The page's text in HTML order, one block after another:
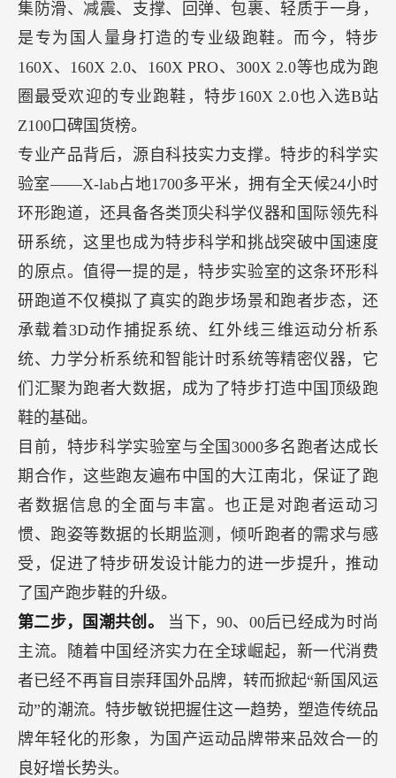
集防滑、减震、支撑、回弹、包裹、轻质于一身，
是专为国人量身打造的专业级跑鞋。而今，特步
160X、160X 2.0、160X PRO、300X 2.0等也成为跑
圈最受欢迎的专业跑鞋，特步160X 2.0也入选B站
Z100口碑国货榜。
专业产品背后，源自科技实力支撑。特步的科学实
验室——X-lab占地1700多平米，拥有全天候24小时
环形跑道，还具备各类顶尖科学仪器和国际领先科
研系统，这里也成为特步科学和挑战突破中国速度
的原点。值得一提的是，特步实验室的这条环形科
研跑道不仅模拟了真实的跑步场景和跑者步态，还
承载着3D动作捕捉系统、红外线三维运动分析系
统、力学分析系统和智能计时系统等精密仪器，它
们汇聚为跑者大数据，成为了特步打造中国顶级跑
鞋的基础。
目前，特步科学实验室与全国3000多名跑者达成长
期合作，这些跑友遍布中国的大江南北，保证了跑
者数据信息的全面与丰富。也正是对跑者运动习
惯、跑姿等数据的长期监测，倾听跑者的需求与感
受，促进了特步研发设计能力的进一步提升，推动
了国产跑步鞋的升级。
第二步，国潮共创。 当下，90、00后已经成为时尚
主流。随着中国经济实力在全球崛起，新一代消费
者已经不再盲目崇拜国外品牌，转而掀起“新国风运
动”的潮流。特步敏锐把握住这一趋势，塑造传统品
牌年轻化的形象，为国产运动品牌带来品效合一的
良好增长势头。